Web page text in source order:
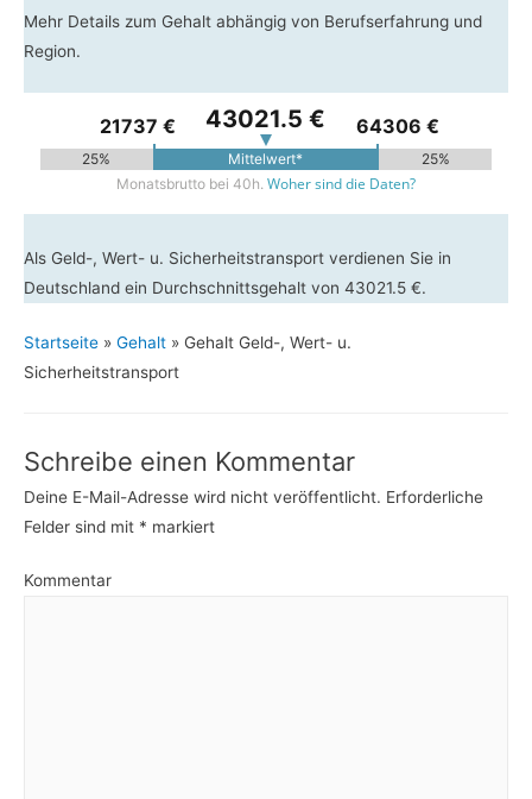
Mehr Details zum Gehalt abhängig von Berufserfahrung und
Region.
21737 € 43021.5 € 64306 €
25% Mittelwert*
25%
Monatsbrutto bei 40h. Woher sind die Daten?
Als Geld-, Wert- u. Sicherheitstransport verdienen Sie in
Deutschland ein Durchschnittsgehalt von 43021.5 €.
Startseite » Gehalt » Gehalt Geld-, Wert- u.
Sicherheitstransport
Schreibe einen Kommentar
Deine E-Mail-Adresse wird nicht veröffentlicht. Erforderliche
Felder sind mit * markiert
Kommentar